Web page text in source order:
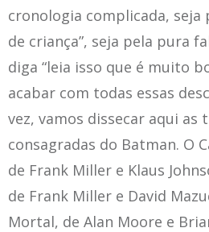
cronologia complicada, seja
de criança”, seja pela pura
diga “leia isso que é muito
acabar com todas essas
vez, vamos dissecar aqui as
consagradas do Batman. O
de Frank Miller e Klaus
de Frank Miller e David
Mortal, de Alan Moore e